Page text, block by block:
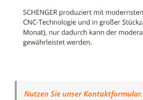
Nutzen Sie unser Kontaktformular.